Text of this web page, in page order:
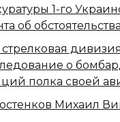
1-го
об
стрелковая
о
полка своей
Михаил